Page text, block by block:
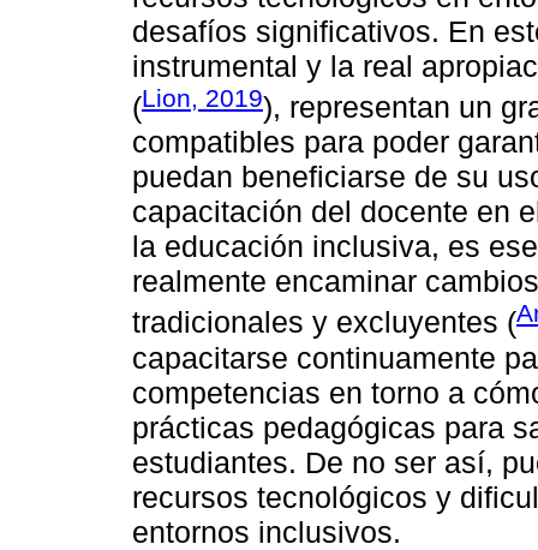
desafíos significativos. En
instrumental y la real
(Lion, 2019), representan un
compatibles para poder
puedan beneficiarse de su
capacitación del docente en
la educación inclusiva, es
realmente encaminar
tradicionales y excluyentes (
capacitarse continuamente
competencias en torno a
prácticas pedagógicas para
estudiantes. De no ser así,
recursos tecnológicos y
entornos inclusivos.